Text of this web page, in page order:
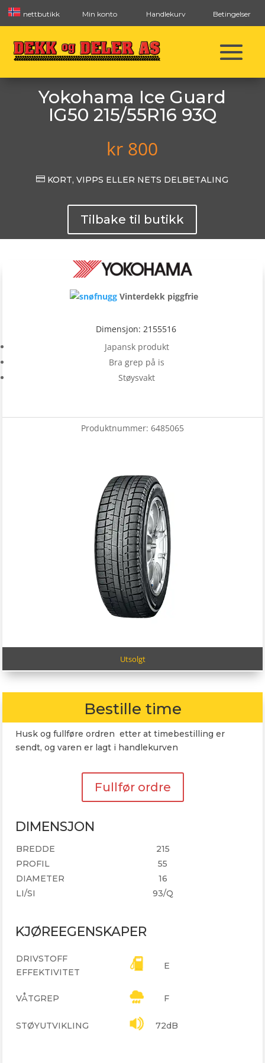
nettbutikk Min konto Handlekurv Betingelser
Yokohama Ice Guard
IG50 215/55R16 93Q
kr 800
 KORT, VIPPS ELLER NETS DELBETALING
Tilbake til butikk
Vinterdekk piggfrie
Dimensjon: 2155516
Japansk produkt
Bra grep på is
Støysvakt
Produktnummer: 6485065
Utsolgt
Bestille time
Husk og fullføre ordren etter at timebestilling er
sendt, og varen er lagt i handlekurven
Fullfør ordre
DIMENSJON
BREDDE
215
PROFIL
55
DIAMETER
16
LI/SI
93/Q
KJØREEGENSKAPER
DRIVSTOFF
EFFEKTIVITET
E
VÅTGREP F
STØYUTVIKLING 72dB